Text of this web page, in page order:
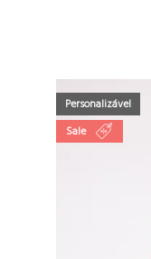
Personalizável
Sale